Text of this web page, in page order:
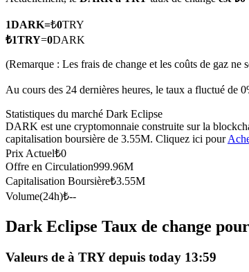
TradFi
Produits dérivés sur actions, forex, métaux
Futures USDC
Futures utilisant l'USDC comme garantie
1DARK=₺0TRY
₺1TRY=0DARK
(Remarque : Les frais de change et les coûts de gaz ne
Au cours des 24 dernières heures, le taux a fluctué
Statistiques du marché Dark Eclipse
DARK est une cryptomonnaie construite sur la
capitalisation boursière de 3.55M. Cliquez ici pour
Prix Actuel₺0
Offre en Circulation999.96M
Capitalisation Boursière₺3.55M
Volume(24h)₺--
Dark Eclipse Taux de change
Valeurs de à TRY depuis today 13:59